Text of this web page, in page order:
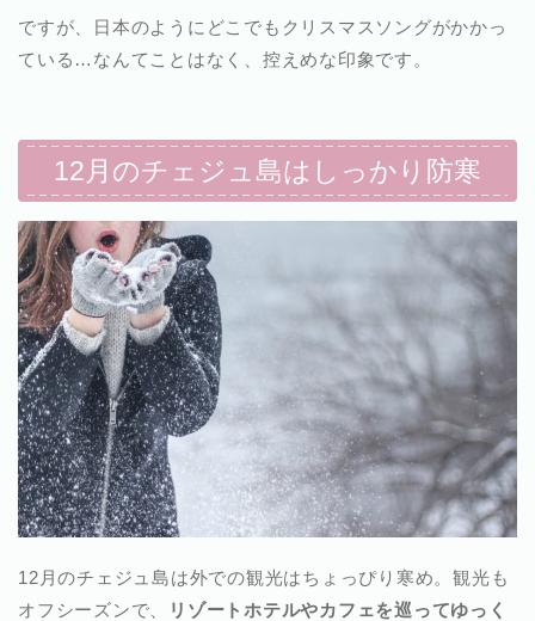
ですが、日本のようにどこでもクリスマスソングがかかっ
ている…なんてことはなく、控えめな印象です。
12月のチェジュ島はしっかり防寒
12月のチェジュ島は外での観光はちょっぴり寒め。観光も
オフシーズンで、
リゾートホテルやカフェを巡ってゆっく